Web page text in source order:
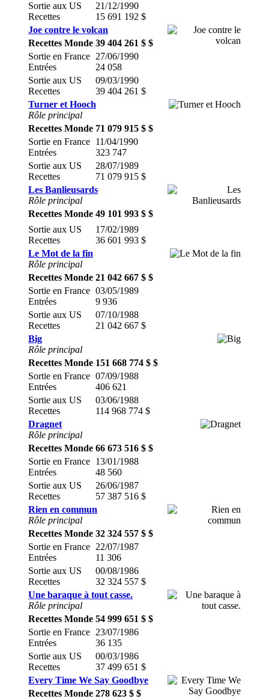
Sortie aux US
Recettes
21/12/1990
15 691 192 $
Joe contre le volcan
Recettes Monde 39 404 261 $ $
Sortie en France
Entrées
27/06/1990
24 058
Sortie aux US
Recettes
09/03/1990
39 404 261 $
Turner et Hooch
Rôle principal
Recettes Monde 71 079 915 $ $
Sortie en France
Entrées
11/04/1990
323 747
Sortie aux US
Recettes
28/07/1989
71 079 915 $
Les Banlieusards
Rôle principal
Recettes Monde 49 101 993 $ $
Sortie aux US
Recettes
17/02/1989
36 601 993 $
Le Mot de la fin
Rôle principal
Recettes Monde 21 042 667 $ $
Sortie en France
Entrées
03/05/1989
9 936
Sortie aux US
Recettes
07/10/1988
21 042 667 $
Big
Rôle principal
Recettes Monde 151 668 774 $ $
Sortie en France
Entrées
07/09/1988
406 621
Sortie aux US
Recettes
03/06/1988
114 968 774 $
Dragnet
Rôle principal
Recettes Monde 66 673 516 $ $
Sortie en France
Entrées
13/01/1988
48 560
Sortie aux US
Recettes
26/06/1987
57 387 516 $
Rien en commun
Rôle principal
Recettes Monde 32 324 557 $ $
Sortie en France
Entrées
22/07/1987
11 306
Sortie aux US
Recettes
00/08/1986
32 324 557 $
Une baraque à tout casse.
Rôle principal
Recettes Monde 54 999 651 $ $
Sortie en France
Entrées
23/07/1986
36 135
Sortie aux US
Recettes
00/03/1986
37 499 651 $
Every Time We Say Goodbye
Recettes Monde 278 623 $ $